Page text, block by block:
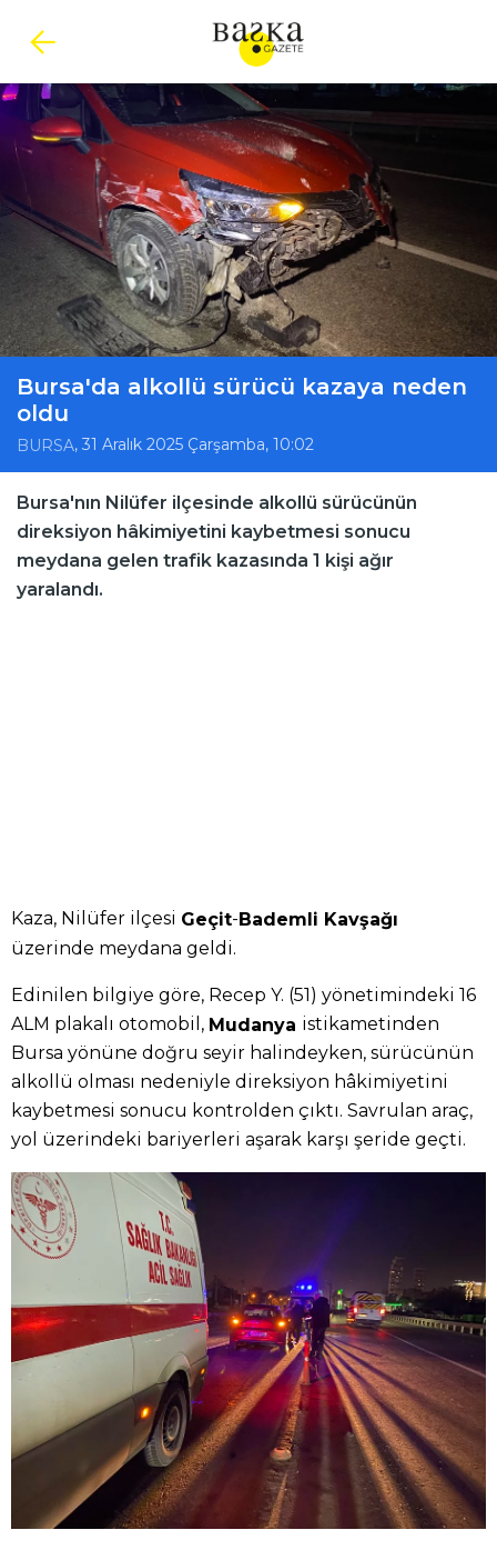
Bursa'da alkollü sürücü kazaya neden
oldu
BURSA, 31 Aralık 2025 Çarşamba, 10:02
Bursa'nın Nilüfer ilçesinde alkollü sürücünün
direksiyon hâkimiyetini kaybetmesi sonucu
meydana gelen trafik kazasında 1 kişi ağır
yaralandı.
Kaza, Nilüfer ilçesi Geçit-Bademli Kavşağı
üzerinde meydana geldi.
Edinilen bilgiye göre, Recep Y. (51) yönetimindeki 16
ALM plakalı otomobil, Mudanya istikametinden
Bursa yönüne doğru seyir halindeyken, sürücünün
alkollü olması nedeniyle direksiyon hâkimiyetini
kaybetmesi sonucu kontrolden çıktı. Savrulan araç,
yol üzerindeki bariyerleri aşarak karşı şeride geçti.